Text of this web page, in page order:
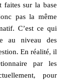
faites sur la base
pas la même
C’est ce qui
au niveau des
En réalité, il
par les
pour